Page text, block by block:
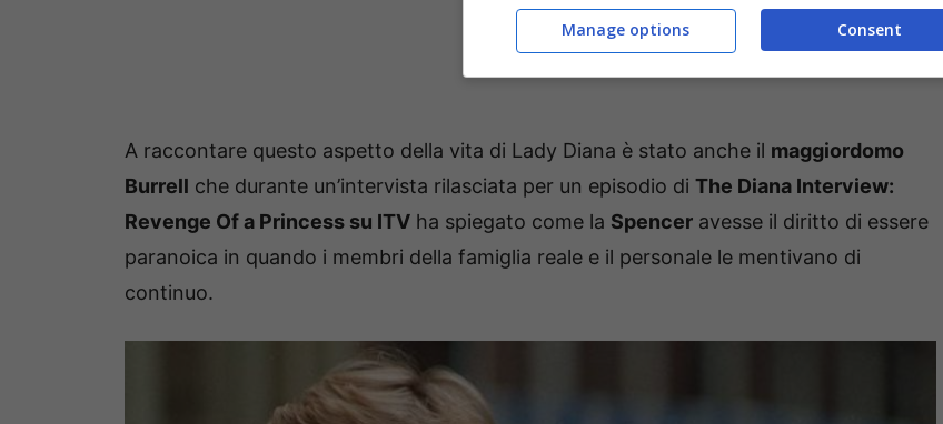
A raccontare questo aspetto della vita di Lady Diana è stato anche il maggiordomo
Burrell che durante un’intervista rilasciata per un episodio di The Diana Interview:
Revenge Of a Princess su ITV ha spiegato come la Spencer avesse il diritto di essere
paranoica in quando i membri della famiglia reale e il personale le mentivano di
continuo.
Consent
Manage options